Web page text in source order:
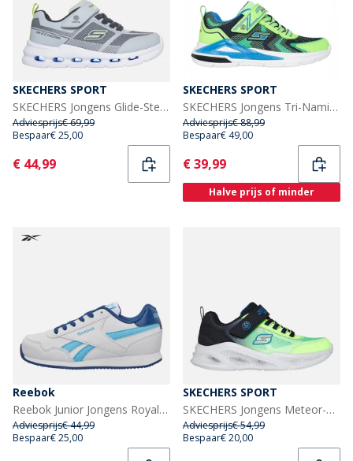
SKECHERS SPORT
SKECHERS Jongens Glide-Step Lichtsneakers Gray
Adviesprijs€ 69,99
Bespaar€ 25,00
Current
€ 44,99
SKECHERS SPORT
SKECHERS Jongens Tri-Namics Sneakers Groen
Adviesprijs€ 88,99
Bespaar€ 49,00
Current
€ 39,99
Halve prijs of minder
Reebok
Reebok Junior Jongens Royal Classic Jog 3.0 Sneakers Wit/Digitalblue/Batik Blue
Adviesprijs€ 44,99
Bespaar€ 25,00
SKECHERS SPORT
SKECHERS Jongens Meteor-Lights Krendox Sneakers Zwart
Adviesprijs€ 54,99
Bespaar€ 20,00